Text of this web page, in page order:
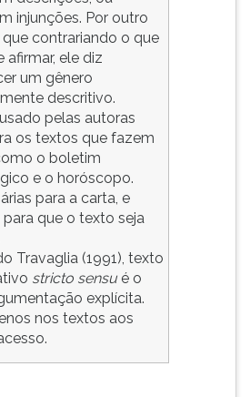
injunções. Por outro
contrariando o que
afirmar, ele diz
um gênero
descritivo.
pelas autoras
os textos que fazem
o boletim
e o horóscopo.
para a carta, e
que o texto seja
Travaglia (1991), texto
stricto sensué o
explícita.
nos textos aos